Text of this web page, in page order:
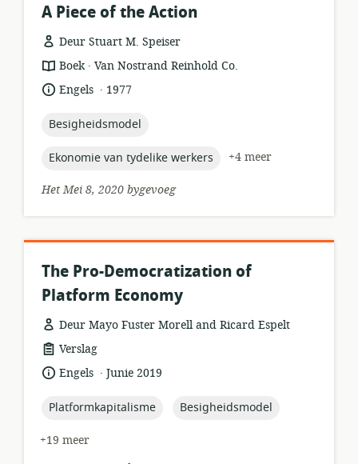
A Piece of the Action
Deur Stuart M. Speiser
hulpbronformaat:
Boek .
uitgewer:
Van Nostrand Reinhold Co.
taal:Engels .
datum
1977
topic:
Besigheidsmodel
topic:
Ekonomie van tydelike werkers
+4 meer
Het Mei 8, 2020 bygevoeg
The Pro-Democratization of
Platform Economy
Deur Mayo Fuster Morell and Ricard Espelt
hulpbronformaat:
Verslag
taal:Engels .
datumJunie 2019
topic:
Platformkapitalisme topic:
Besigheidsmodel
+19 meer